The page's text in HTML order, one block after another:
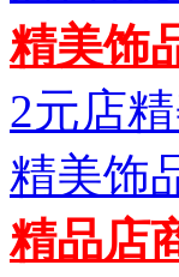
精美饰
2元店
精美饰
精品店